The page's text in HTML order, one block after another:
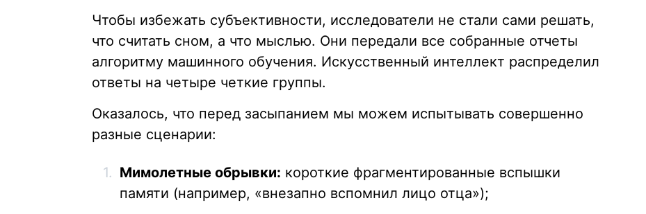
Чтобы избежать субъективности, исследователи не стали сами решать,
что считать сном, а что мыслью. Они передали все собранные отчеты
алгоритму машинного обучения. Искусственный интеллект распределил
ответы на четыре четкие группы.
Оказалось, что перед засыпанием мы можем испытывать совершенно
разные сценарии:
Мимолетные обрывки: короткие фрагментированные вспышки
памяти (например, «внезапно вспомнил лицо отца»);